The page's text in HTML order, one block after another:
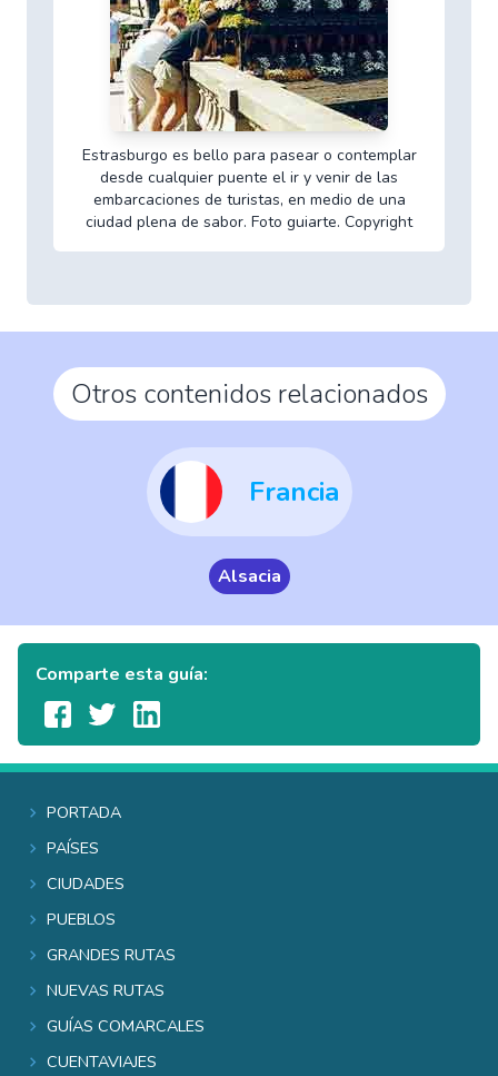
Estrasburgo es bello para pasear o contemplar
desde cualquier puente el ir y venir de las
embarcaciones de turistas, en medio de una
ciudad plena de sabor. Foto guiarte. Copyright
Otros contenidos relacionados
Francia
Alsacia
Comparte esta guía:
Portada
Países
Ciudades
Pueblos
Grandes rutas
Nuevas rutas
Guías comarcales
Cuentaviajes